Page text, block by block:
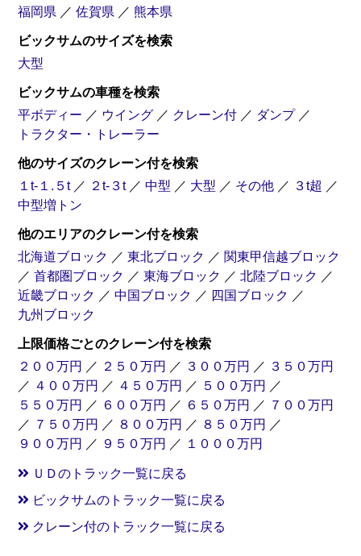
福岡県 ／ 佐賀県 ／ 熊本県
ビックサムのサイズを検索
大型
ビックサムの車種を検索
平ボディー ／ ウイング ／ クレーン付 ／ ダンプ ／
トラクター・トレーラー
他のサイズのクレーン付を検索
１t-１.５t ／ ２t-３t ／ 中型 ／ 大型 ／ その他 ／ ３t超 ／
中型増トン
他のエリアのクレーン付を検索
北海道ブロック ／ 東北ブロック ／ 関東甲信越ブロック
／ 首都圏ブロック ／ 東海ブロック ／ 北陸ブロック ／
近畿ブロック ／ 中国ブロック ／ 四国ブロック ／
九州ブロック
上限価格ごとのクレーン付を検索
２００万円 ／ ２５０万円 ／ ３００万円 ／ ３５０万円
／ ４００万円 ／ ４５０万円 ／ ５００万円 ／
５５０万円 ／ ６００万円 ／ ６５０万円 ／ ７００万円
／ ７５０万円 ／ ８００万円 ／ ８５０万円 ／
９００万円 ／ ９５０万円 ／ １０００万円
ＵＤのトラック一覧に戻る
ビックサムのトラック一覧に戻る
クレーン付のトラック一覧に戻る